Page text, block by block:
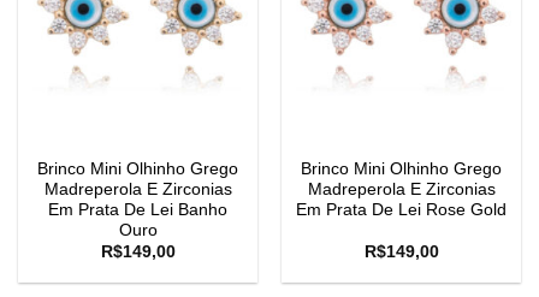
Brinco Mini Olhinho Grego
Madreperola E Zirconias
Em Prata De Lei Banho
Ouro
R$149,00
Brinco Mini Olhinho Grego
Madreperola E Zirconias
Em Prata De Lei Rose Gold
R$149,00